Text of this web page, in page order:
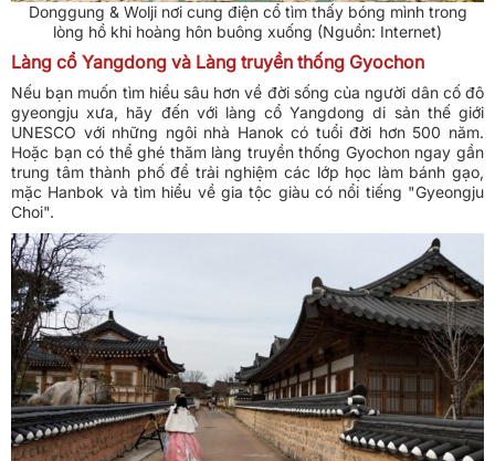
Donggung & Wolji nơi cung điện cổ tìm thấy bóng mình trong
lòng hồ khi hoàng hôn buông xuống (Nguồn: Internet)
Làng cổ Yangdong và Làng truyền thống Gyochon
Nếu bạn muốn tìm hiểu sâu hơn về đời sống của người dân cố đô
gyeongju xưa, hãy đến với làng cổ Yangdong di sản thế giới
UNESCO với những ngôi nhà Hanok có tuổi đời hơn 500 năm.
Hoặc bạn có thể ghé thăm làng truyền thống Gyochon ngay gần
trung tâm thành phố để trải nghiệm các lớp học làm bánh gạo,
mặc Hanbok và tìm hiểu về gia tộc giàu có nổi tiếng "Gyeongju
Choi".